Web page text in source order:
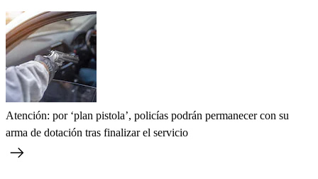
Atención: por ‘plan pistola’, policías podrán permanecer con su
arma de dotación tras finalizar el servicio